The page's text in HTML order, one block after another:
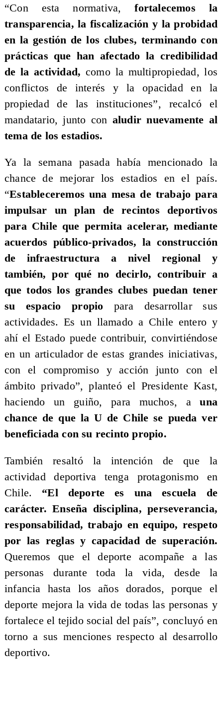
“Con esta normativa,fortalecemos la
transparencia, la fiscalización y la probidad
en la gestión de los clubes, terminando con
prácticas que han afectado la credibilidad
de la actividad, como la multipropiedad, los
conflictos de interés y la opacidad en la
propiedad de las instituciones”, recalcó el
mandatario, junto con aludir nuevamente al
tema de los estadios.
Ya la semana pasada había mencionado la
chance de mejorar los estadios en el país.
“Estableceremos una mesa de trabajo para
impulsar un plan de recintos deportivos
para Chile que permita acelerar, mediante
acuerdos público-privados, la construcción
de infraestructura a nivel regional y
también, por qué no decirlo, contribuir a
que todos los grandes clubes puedan tener
su espacio propio para desarrollar sus
actividades. Es un llamado a Chile entero y
ahí el Estado puede contribuir, convirtiéndose
en un articulador de estas grandes iniciativas,
con el compromiso y acción junto con el
ámbito privado”, planteó el Presidente Kast,
haciendo un guiño, para muchos, auna
chance de que la U de Chile se pueda ver
beneficiada con su recinto propio.
También resaltó la intención de que la
actividad deportiva tenga protagonismo en
Chile. “El deporte es una escuela de
carácter. Enseña disciplina, perseverancia,
responsabilidad, trabajo en equipo, respeto
por las reglas y capacidad de superación.
Queremos que el deporte acompañe a las
personas durante toda la vida, desde la
infancia hasta los años dorados, porque el
deporte mejora la vida de todas las personas y
fortalece el tejido social del país”, concluyó en
torno a sus menciones respecto al desarrollo
deportivo.